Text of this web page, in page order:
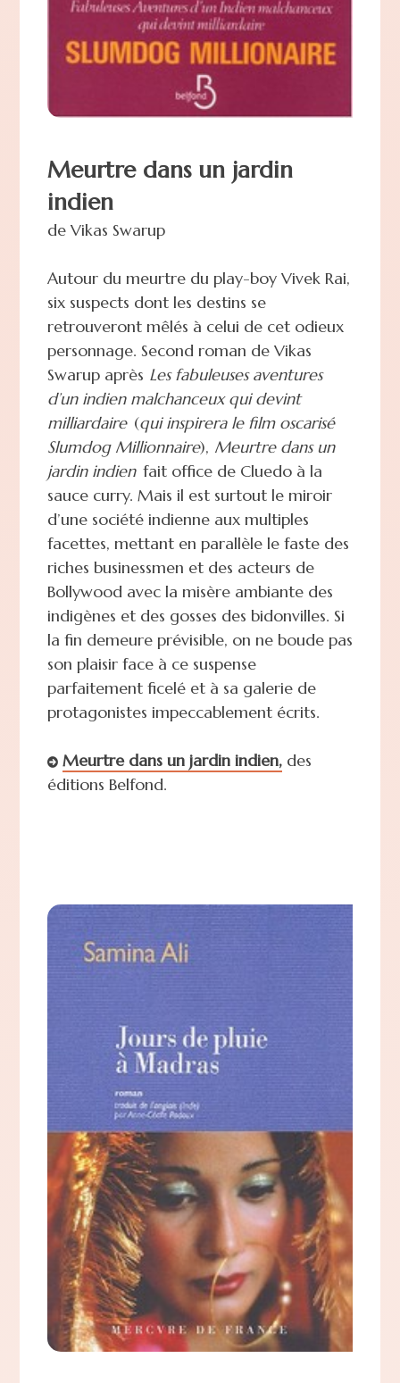
Meurtre dans un jardin
indien
de Vikas Swarup
Autour du meurtre du play-boy Vivek Rai,
six suspects dont les destins se
retrouveront mêlés à celui de cet odieux
personnage. Second roman de Vikas
Swarup après Les fabuleuses aventures
d’un indien malchanceux qui devint
milliardaire (qui inspirera le film oscarisé
Slumdog Millionnaire), Meurtre dans un
jardin indien fait office de Cluedo à la
sauce curry. Mais il est surtout le miroir
d’une société indienne aux multiples
facettes, mettant en parallèle le faste des
riches businessmen et des acteurs de
Bollywood avec la misère ambiante des
indigènes et des gosses des bidonvilles. Si
la fin demeure prévisible, on ne boude pas
son plaisir face à ce suspense
parfaitement ficelé et à sa galerie de
protagonistes impeccablement écrits.
Meurtre dans un jardin indien,des
éditions Belfond.